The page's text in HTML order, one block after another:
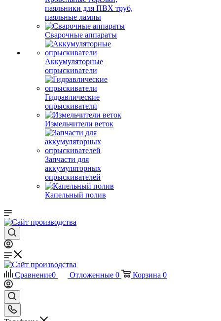
паяльники для ПВХ труб,
паяльные лампы
Сварочные аппараты
Аккумуляторные
опрыскиватели
Гидравлические
опрыскиватели
Измельчители веток
Запчасти для
аккумуляторных
опрыскивателей
Капельный полив
Сравнение0 Отложенные 0 Корзина 0